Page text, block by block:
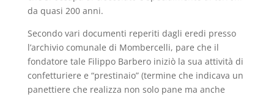
da quasi 200 anni.
Secondo vari documenti reperiti dagli eredi presso
l’archivio comunale di Mombercelli, pare che il
fondatore tale Filippo Barbero iniziò la sua attività di
confetturiere e “prestinaio” (termine che indicava un
panettiere che realizza non solo pane ma anche